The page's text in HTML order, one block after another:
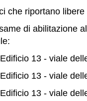
che riportano
di abilitazione
13 - viale
13 - viale
13 - viale